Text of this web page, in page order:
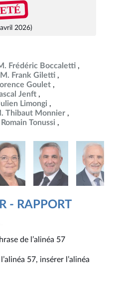
2026)
Frédéric Boccaletti
M. Frank Giletti
Goulet
Jenft
Limongi
Thibaut Monnier
Romain Tonussi
- RAPPORT
de l’alinéa 57
57, insérer l’alinéa